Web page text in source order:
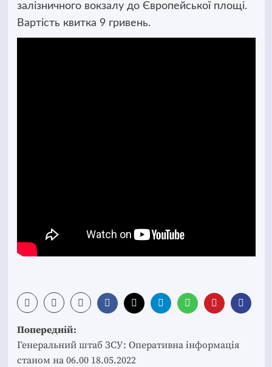
залізничного вокзалу до Європейської площі.
Вартість квитка 9 гривень.
Post
navigation
Попередній:
Генеральний штаб ЗСУ: Оперативна інформація
станом на 06.00 18.05.2022